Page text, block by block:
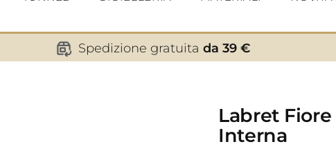
Spedizione gratuita da 39 €
Labret
Interna